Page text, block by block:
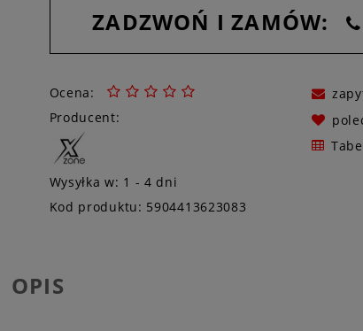
ZADZWOŃ I ZAMÓW:
Ocena:
Producent:
Wysyłka w: 1 - 4 dni
Kod produktu: 5904413623083
OPIS